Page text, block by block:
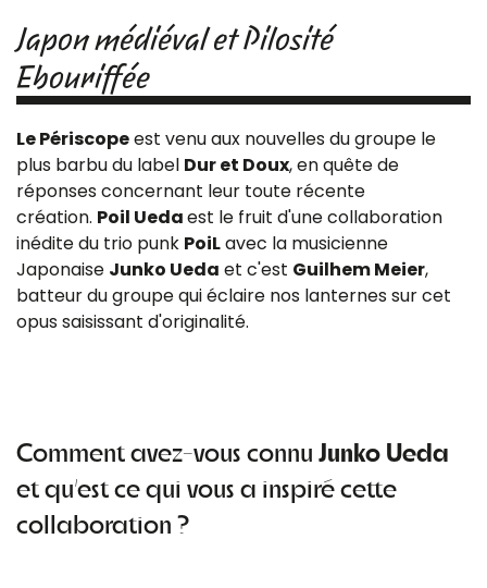
Japon médiéval et Pilosité
Ebouriffée
Le Périscopeest venu aux nouvelles du groupe le
plus barbu du label Dur et Doux, en quête de
réponses concernant leur toute récente
création. Poil Uedaest le fruit d'une collaboration
inédite du trio punk PoiLavec la musicienne
Japonaise Junko Ueda et c'est Guilhem Meier,
batteur du groupe qui éclaire nos lanternes sur cet
opus saisissant d'originalité.
Comment avez-vous connu Junko Ueda
et qu’est ce qui vous a inspiré cette
collaboration ?